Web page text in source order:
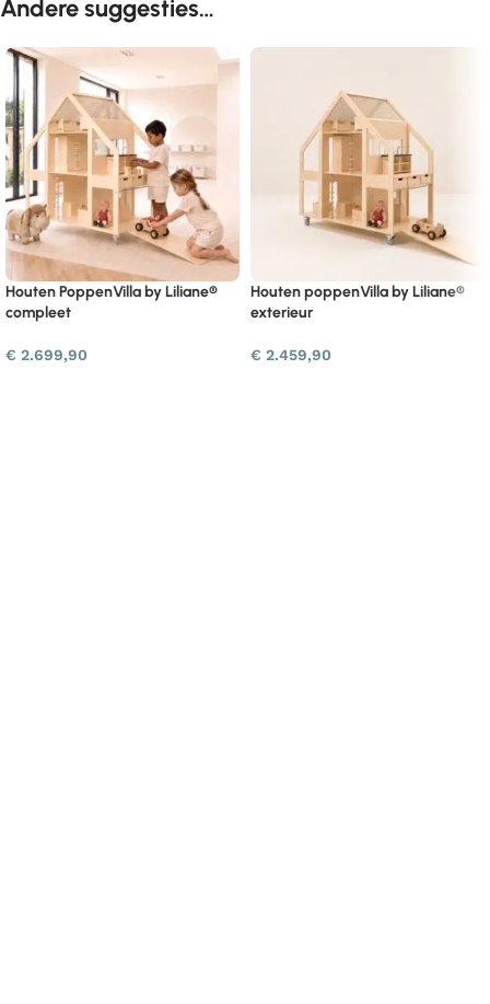
Andere suggesties…
Houten PoppenVilla by Liliane®
compleet
€ 2.699,90
Houten poppenVilla by Liliane®
exterieur
€ 2.459,90